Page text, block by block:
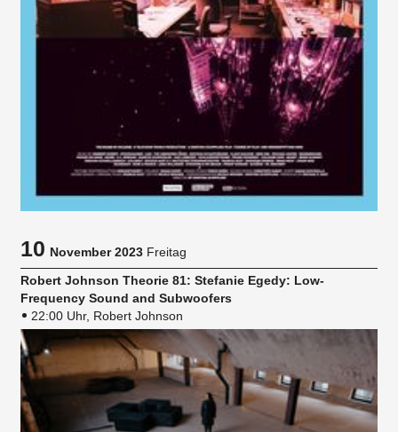
10November 2023 Freitag
Robert Johnson Theorie 81: Stefanie Egedy: Low-
Frequency Sound and Subwoofers
22:00 Uhr, Robert Johnson